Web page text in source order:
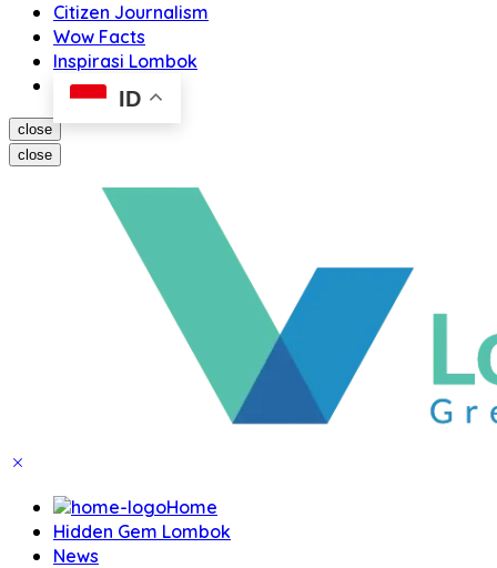
Citizen Journalism
Wow Facts
Inspirasi Lombok
ID
close
close
Home
Hidden Gem Lombok
News